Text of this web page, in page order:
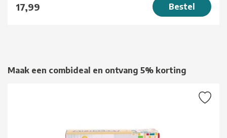
17,99 Bestel
Maak een combideal en ontvang 5% korting